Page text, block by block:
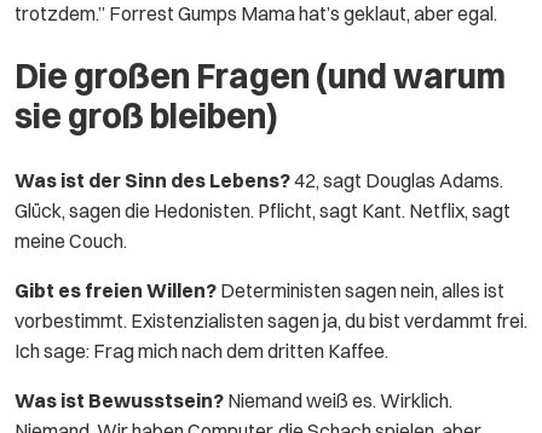
trotzdem.” Forrest Gumps Mama hat’s geklaut, aber egal.
Die großen Fragen (und warum
sie groß bleiben)
Was ist der Sinn des Lebens?42, sagt Douglas Adams.
Glück, sagen die Hedonisten. Pflicht, sagt Kant. Netflix, sagt
meine Couch.
Gibt es freien Willen? Deterministen sagen nein, alles ist
vorbestimmt. Existenzialisten sagen ja, du bist verdammt frei.
Ich sage: Frag mich nach dem dritten Kaffee.
Was ist Bewusstsein? Niemand weiß es. Wirklich.